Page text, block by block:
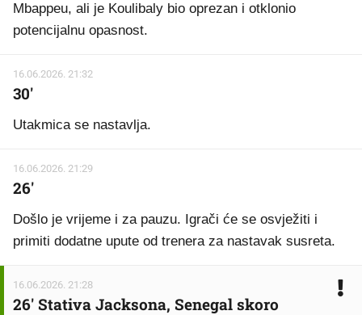
Mbappeu, ali je Koulibaly bio oprezan i otklonio
potencijalnu opasnost.
16.06.2026. 21:32
30'
Utakmica se nastavlja.
16.06.2026. 21:29
26'
Došlo je vrijeme i za pauzu. Igrači će se osvježiti i
primiti dodatne upute od trenera za nastavak susreta.
16.06.2026. 21:28
26' Stativa Jacksona, Senegal skoro